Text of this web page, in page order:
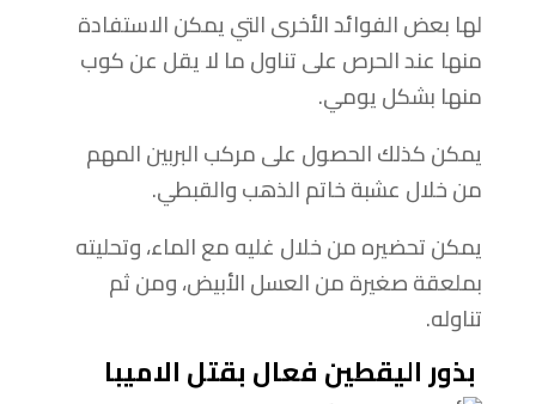
لها بعض الفوائد الأخرى التي يمكن الاستفادة
منها عند الحرص على تناول ما لا يقل عن كوب
منها بشكل يومي.
يمكن كذلك الحصول على مركب البربين المهم
من خلال عشبة خاتم الذهب والقبطي.
يمكن تحضيره من خلال غليه مع الماء، وتحليته
بملعقة صغيرة من العسل الأبيض، ومن ثم
تناوله.
بذور اليقطينفعال بقتل الاميبا